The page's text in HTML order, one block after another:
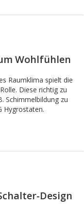
Wohlfühlen
Raumklima spielt die
Diese richtig zu
Schimmelbildung zu
Hygrostaten.
Design